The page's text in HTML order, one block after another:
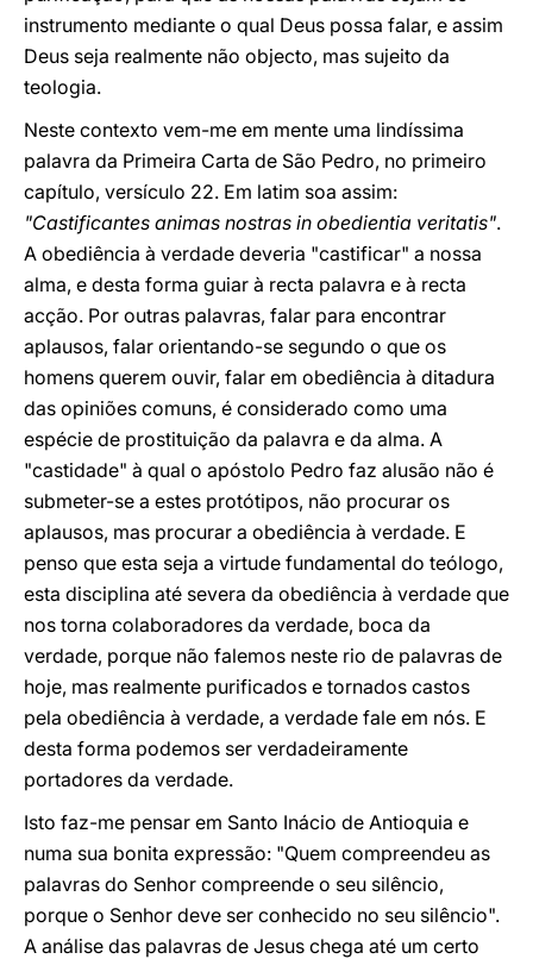
instrumento mediante o qual Deus possa falar, e assim
Deus seja realmente não objecto, mas sujeito da
teologia.
Neste contexto vem-me em mente uma lindíssima
palavra da Primeira Carta de São Pedro, no primeiro
capítulo, versículo 22. Em latim soa assim:
"Castificantes animas nostras in obedientia veritatis".
A obediência à verdade deveria "castificar" a nossa
alma, e desta forma guiar à recta palavra e à recta
acção. Por outras palavras, falar para encontrar
aplausos, falar orientando-se segundo o que os
homens querem ouvir, falar em obediência à ditadura
das opiniões comuns, é considerado como uma
espécie de prostituição da palavra e da alma. A
"castidade" à qual o apóstolo Pedro faz alusão não é
submeter-se a estes protótipos, não procurar os
aplausos, mas procurar a obediência à verdade. E
penso que esta seja a virtude fundamental do teólogo,
esta disciplina até severa da obediência à verdade que
nos torna colaboradores da verdade, boca da
verdade, porque não falemos neste rio de palavras de
hoje, mas realmente purificados e tornados castos
pela obediência à verdade, a verdade fale em nós. E
desta forma podemos ser verdadeiramente
portadores da verdade.
Isto faz-me pensar em Santo Inácio de Antioquia e
numa sua bonita expressão: "Quem compreendeu as
palavras do Senhor compreende o seu silêncio,
porque o Senhor deve ser conhecido no seu silêncio".
A análise das palavras de Jesus chega até um certo